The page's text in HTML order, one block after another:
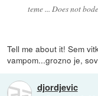
teme ... Does not
Tell me about it! Sem
vampom...grozno je,
djordjevic